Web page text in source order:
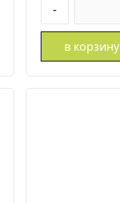
-
в корзину